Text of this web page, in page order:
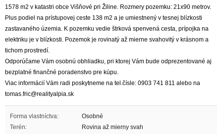
1578 m2 v katastri obce Višňové pri Žiline. Rozmery pozemku: 21x90 metrov.
Plus podiel na prístupovej ceste 138 m2 a je umiestnený v tesnej blízkosti
zastavaného územia. K pozemku vedie štrková spenvená cesta, prípojka na
elektriku je v blízkosti. Pozemok je rovinatý až mierne svahovitý v krásnom a
tichom prostredí.
Odporúčame Vám osobnú obhliadku, pri ktorej Vám bude odprezentované aj
bezplatné finančné poradenstvo pre kúpu.
Viac informácií Vám radi poskytneme na tel.čísle: 0903 741 811 alebo na
tomas.fric@realityalpia.sk
Forma vlastníctva:
Osobné
Terén:
Rovina až mierny svah